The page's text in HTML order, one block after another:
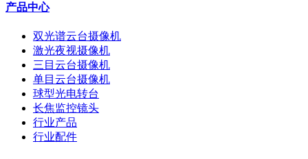
产品中心
双光谱云台摄像机
激光夜视摄像机
三目云台摄像机
单目云台摄像机
球型光电转台
长焦监控镜头
行业产品
行业配件